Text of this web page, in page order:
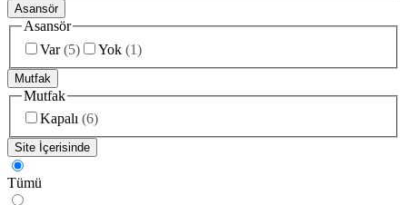
Asansör
Asansör
Var (5) Yok (1)
Mutfak
Mutfak
Kapalı (6)
Site İçerisinde
Tümü